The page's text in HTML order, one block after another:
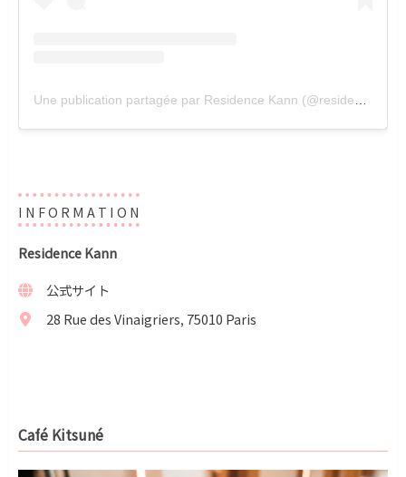
I N F O R M A T I O N
Residence Kann
公式サイト
28 Rue des Vinaigriers, 75010 Paris
Café Kitsuné